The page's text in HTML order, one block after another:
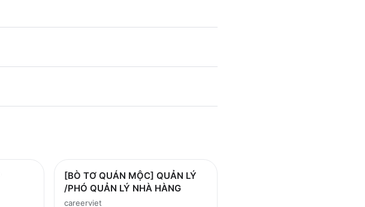
[BÒ TƠ QUÁN MỘC] QUẢN LÝ
/PHÓ QUẢN LÝ NHÀ HÀNG
careerviet